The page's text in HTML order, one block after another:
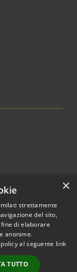
© 2026 • Comune di
• Powered by
•
Accesso
×
strettamente
del sito,
di elaborare
anonime.
al seguente link
TUTTO